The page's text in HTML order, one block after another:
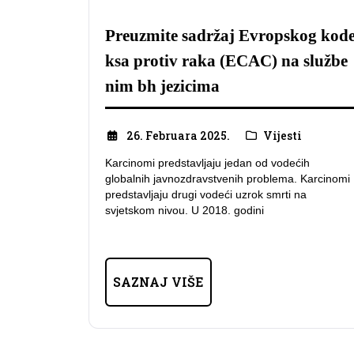
Preuzmite sadržaj Evropskog
ksa protiv raka (ECAC) na službe
nim bh jezicima
26. Februara 2025. Vijesti
Karcinomi predstavljaju jedan od vodećih
globalnih javnozdravstvenih problema. Karcinomi
predstavljaju drugi vodeći uzrok smrti na
svjetskom nivou. U 2018. godini
SAZNAJ VIŠE